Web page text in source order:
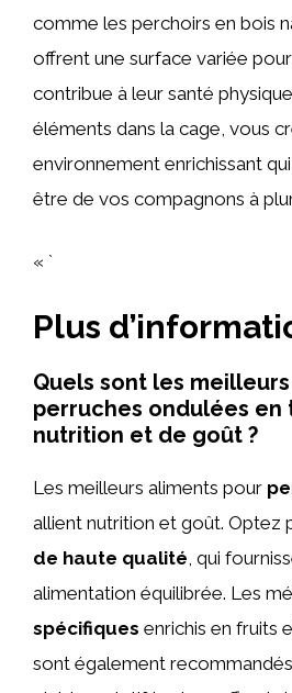
comme les perchoirs en bois
offrent une surface variée
contribue à leur santé
éléments dans la cage, vous
environnement enrichissant
être de vos compagnons à
« `
Plus
Quels sont les
perruches ondulées en
nutrition et de goût ?
Les meilleurs aliments pour
allient nutrition et goût. Optez
de haute qualité , qui
alimentation équilibrée. Les
spécifiques enrichis en fruits
sont également